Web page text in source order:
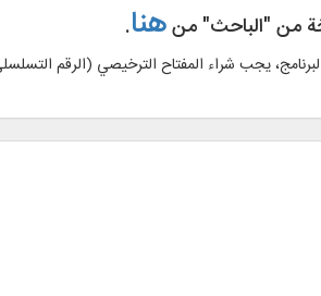
من "الباحث" منهنا.
يجب شراء المفتاح الترخيصي (الرقم